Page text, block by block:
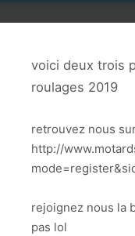
voici deux trois
roulages 2019
retrouvez nous
http://
rejoignez nous la
pas lol